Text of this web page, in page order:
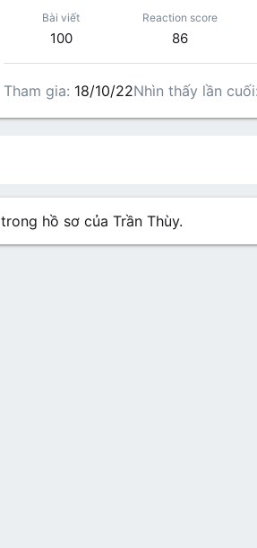
Bài viết
100
Reaction score
86
Tham gia 18/10/22Nhìn thấy lần cuối
hồ sơ của Trần Thùy.